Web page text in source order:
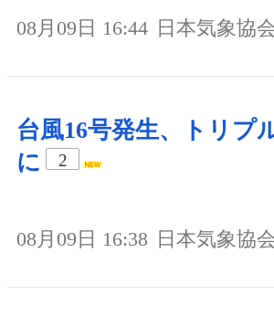
08月09日 16:44 日本気象協
台風16号発生、トリプ
に
2
08月09日 16:38 日本気象協